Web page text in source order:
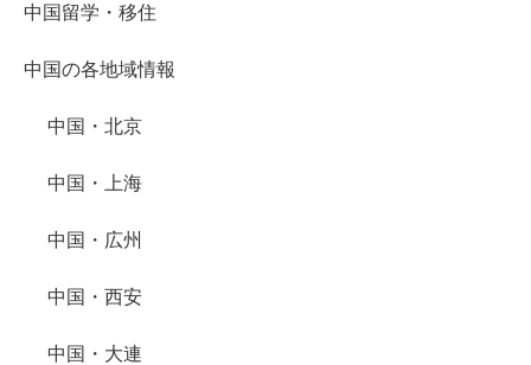
中国留学・移住
中国の各地域情報
中国・北京
中国・上海
中国・広州
中国・西安
中国・大連